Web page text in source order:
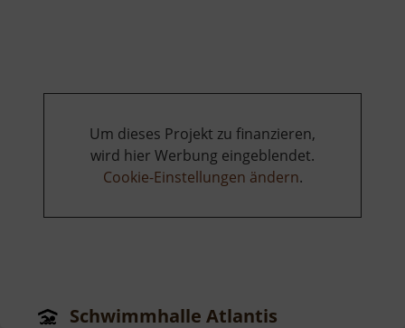
Um dieses Projekt zu finanzieren,
wird hier Werbung eingeblendet.
Cookie-Einstellungen ändern.
Schwimmhalle Atlantis